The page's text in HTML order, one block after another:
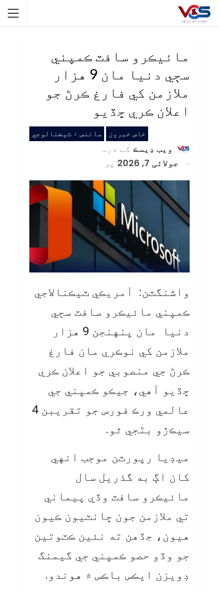
مائيڪرو سافٽ ڪمپني
سڄي دنيا مان 9 هزار
ملازمن کي فارغ ڪرڻ جو
اعلان ڪري ڇڏيو
خاص خبرون سائنس ۽ ٽيڪنالوجي
ويب ڊيسڪ کے ذریعہ
جولائی 7, 2026
پر
واشنگٽن: آمريڪي ٽيڪنالاجي
ڪمپني مائيڪرو سافٽ سڄي
دنيا مان پنهنجن 9 هزار
ملازمن کي نوڪري مان فارغ
ڪرڻ جي منصوبي جو اعلان ڪري
ڇڏيو آهي، جيڪو ڪمپني جي
عالمي ورڪ فورس جو تقريبن 4
سيڪڙو بڻجي ٿو.
ميڊيا رپورٽن موجب انهي
کان اڳ به گذريل سال
مائيڪرو سافٽ وڏي پيماني
تي ملازمن جون ڇانٽيون ڪيون
هيون، جڏهن ته نئين ڪٽوتين
جو وڏو حصو ڪمپني جي گيمنگ
ڊويزن ايڪس باڪس ۾ هوندو.